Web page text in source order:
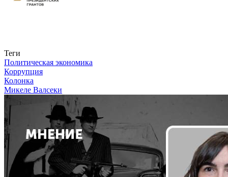
Теги
Политическая экономика
Коррупция
Колонка
Микеле Валсеки